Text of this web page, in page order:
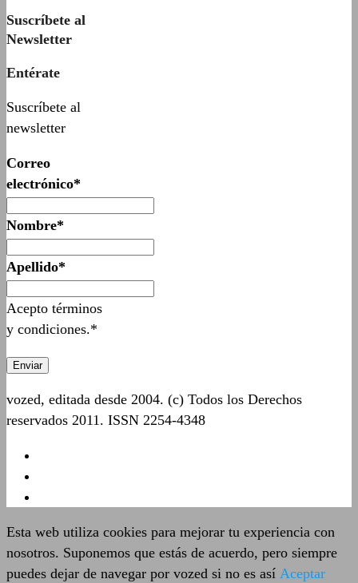
Suscríbete al
Newsletter
Entérate
Suscríbete al
newsletter
Correo
electrónico*
Nombre*
Apellido*
Acepto términos
y condiciones.*
vozed, editada desde 2004. (c) Todos los Derechos
reservados 2011. ISSN 2254-4348
Esta web utiliza cookies para mejorar tu experiencia con
nosotros. Suponemos que estás de acuerdo, pero siempre
puedes dejar de navegar por vozed si no es así Aceptar